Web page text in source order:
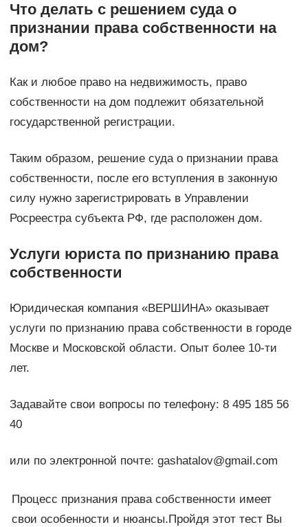
Что делать с решением суда о
признании права собственности на
дом?
Как и любое право на недвижимость, право
собственности на дом подлежит обязательной
государственной регистрации.
Таким образом, решение суда о признании права
собственности, после его вступления в законную
силу нужно зарегистрировать в Управлении
Росреестра субъекта РФ, где расположен дом.
Услуги юриста по признанию права
собственности
Юридическая компания «ВЕРШИНА» оказывает
услуги по признанию права собственности в городе
Москве и Московской области. Опыт более 10-ти
лет.
Задавайте свои вопросы по телефону: 8 495 185 56
40
или по электронной почте: gashatalov@gmail.com
Процесс признания права собственности имеет
свои особенности и нюансы.Пройдя этот тест Вы